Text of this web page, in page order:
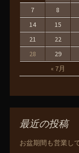
« 7月
7
8
14
15
21
22
28
29
最近の投稿
お盆期間も営業し